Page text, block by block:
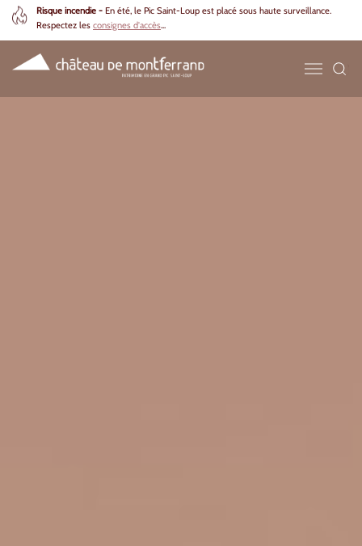
Risque incendie - En été, le Pic Saint-Loup est placé sous haute surveillance.
Respectez les consignes d'accès...